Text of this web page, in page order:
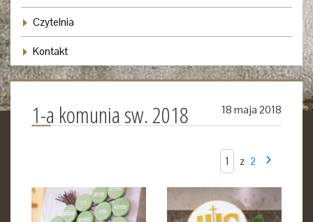
Czytelnia
Kontakt
18 maja 2018
1-a komunia sw. 2018
z 2